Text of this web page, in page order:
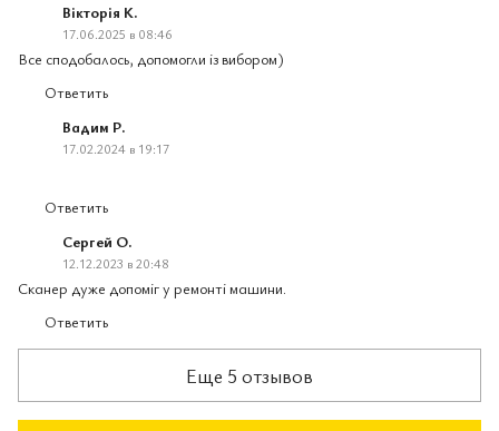
Вікторія К.
17.06.2025 в 08:46
Все сподобалось, допомогли із вибором)
Ответить
Вадим Р.
17.02.2024 в 19:17
Ответить
Сергей О.
12.12.2023 в 20:48
Сканер дуже допоміг у ремонті машини.
Ответить
Еще 5 отзывов